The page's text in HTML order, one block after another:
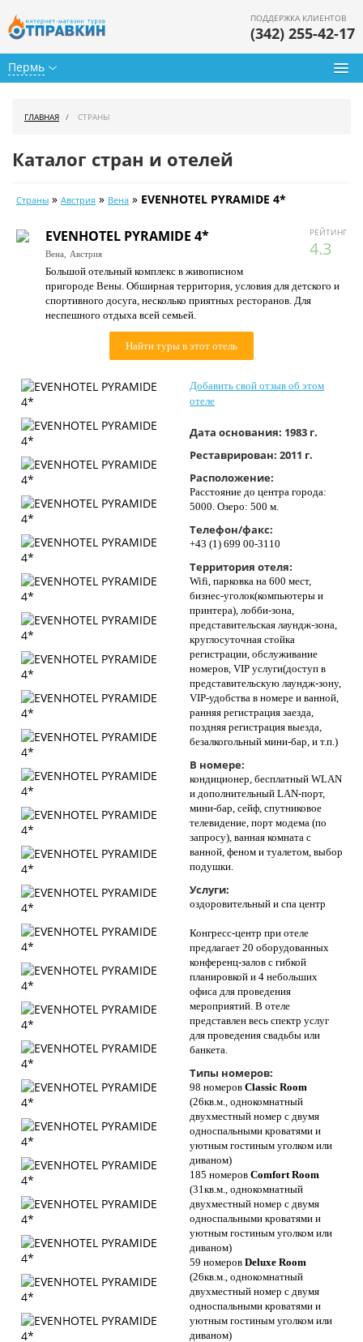
Пермь
ПОДДЕРЖКА КЛИЕНТОВ
(342) 255-42-17
Календарь туров
Цены дня
Страны
Как купить
Контакты
ГЛАВНАЯ СТРАНЫ
Каталог стран и отелей
Страны » Австрия » Вена » EVENHOTEL PYRAMIDE 4*
РЕЙТИНГ
4.3
EVENHOTEL PYRAMIDE 4*
Вена, Австрия
Большой отельный комплекс в живописном
пригороде Вены. Обширная территория, условия для детского и
спортивного досуга, несколько приятных ресторанов. Для
неспешного отдыха всей семьей.
Найти туры в этот отель
Добавить свой отзыв об этом
отеле
Дата основания: 1983 г.
Реставрирован: 2011 г.
Расположение:
Расстояние до центра города:
5000. Озеро: 500 м.
Телефон/факс:
+43 (1) 699 00-3110
Территория отеля:
Wifi, парковка на 600 мест,
бизнес-уголок(компьютеры и
принтера), лобби-зона,
представительская лаундж-зона,
круглосуточная стойка
регистрации, обслуживание
номеров, VIP услуги(доступ в
представительскую лаундж-зону,
VIP-удобства в номере и ванной,
ранняя регистрация заезда,
поздняя регистрация выезда,
безалкогольный мини-бар, и т.п.)
В номере:
кондиционер, бесплатный WLAN
и дополнительный LAN-порт,
мини-бар, сейф, спутниковое
телевидение, порт модема (по
запросу), ванная комната с
ванной, феном и туалетом, выбор
подушки.
Услуги:
оздоровительный и спа центр
Конгресс-центр при отеле
предлагает 20 оборудованных
конференц-залов с гибкой
планировкой и 4 небольших
офиса для проведения
мероприятий. В отеле
представлен весь спектр услуг
для проведения свадьбы или
банкета.
Типы номеров:
98 номеров Classic Room
(26кв.м., однокомнатный
двухместный номер с двумя
односпальными кроватями и
уютным гостиным уголком или
диваном)
185 номеров Comfort Room
(31кв.м., однокомнатный
двухместный номер с двумя
односпальными кроватями и
уютным гостиным уголком или
диваном)
59 номеров Deluxe Room
(26кв.м., однокомнатный
двухместный номер с двумя
односпальными кроватями и
уютным гостиным уголком или
диваном)